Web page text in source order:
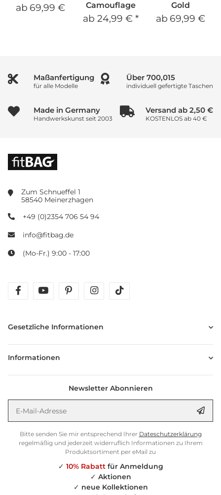
ab 69,99 €
Camouflage
ab 24,99 € *
Gold
ab 69,99 €
Maßanfertigung
für alle Modelle
Über 833,351
individuell gefertigte Taschen
Made in Germany
Handwerkskunst seit 2003
Versand ab 2,50 €
KOSTENLOS ab 40 €
Zum Schnueffel 1
58540 Meinerzhagen
+49 (0)2354 706 54 94
info@fitbag.de
(Mo-Fr.) 9:00 - 17:00
facebookyoutubepinterestinstagram
Gesetzliche Informationen
Informationen
Newsletter Abonnieren
Bitte senden Sie mir entsprechend Ihrer Dateschutzerklärung
regelmäßig und jederzeit widerruflich Informationen zu Ihrem
Produktsortiment per eMail zu
✓ 10% Rabattfür Anmeldung
✓ Aktionen
✓ neue Kollektionen